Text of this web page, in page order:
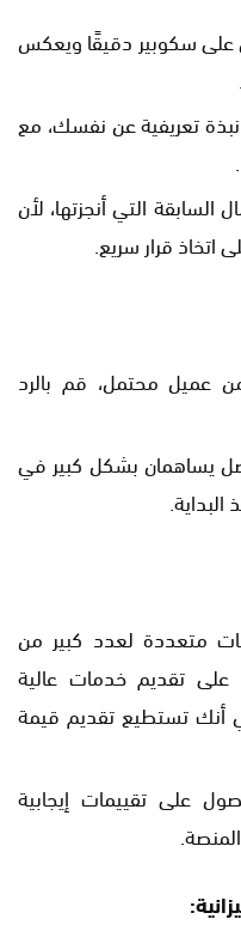
سكوبير دقيقًا ويعكس
تعريفية عن نفسك، مع
التي أنجزتها، لأن
اتخاذ قرار سريع.
عميل محتمل، قم بالرد
يساهمان بشكل كبير في
متعددة لعدد كبير من
على تقديم خدمات عالية
أنك تستطيع تقديم قيمة
على تقييمات إيجابية